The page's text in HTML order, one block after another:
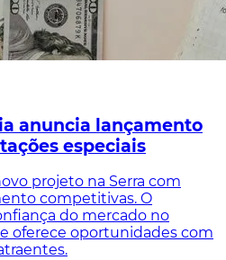
anuncia lançamento
especiais
projeto na Serra com
competitivas. O
do mercado no
oferece oportunidades com